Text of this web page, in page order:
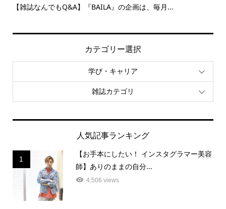
【雑誌なんでもQ&A】『BAILA』の企画は、毎月...
カテゴリー選択
学び・キャリア
雑誌カテゴリ
人気記事ランキング
1
【お手本にしたい！ インスタグラマー美容
師】ありのままの自分...
4,506 views